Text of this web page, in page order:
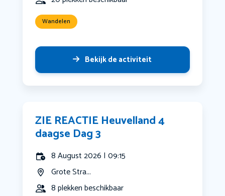
Wandelen
Bekijk de activiteit
ZIE REACTIE Heuvelland 4
daagse Dag 3
8 August 2026 | 09:15
Grote Stra...
8 plekken beschikbaar